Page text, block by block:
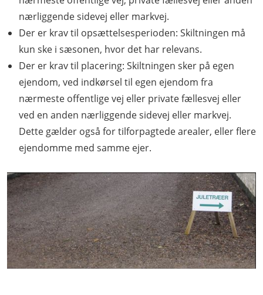
nærliggende sidevej eller markvej.
Der er krav til opsættelsesperioden: Skiltningen må
kun ske i sæsonen, hvor det har relevans.
Der er krav til placering: Skiltningen sker på egen
ejendom, ved indkørsel til egen ejendom fra
nærmeste offentlige vej eller private fællesvej eller
ved en anden nærliggende sidevej eller markvej.
Dette gælder også for tilforpagtede arealer, eller flere
ejendomme med samme ejer.